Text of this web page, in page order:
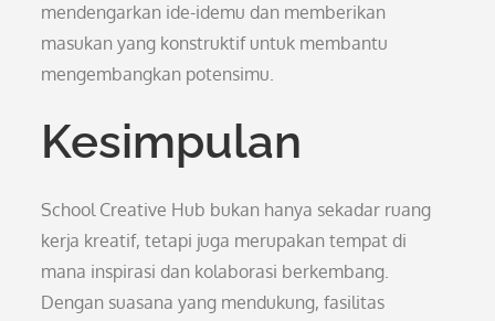
mendengarkan ide-idemu dan memberikan
masukan yang konstruktif untuk membantu
mengembangkan potensimu.
Kesimpulan
School Creative Hub bukan hanya sekadar ruang
kerja kreatif, tetapi juga merupakan tempat di
mana inspirasi dan kolaborasi berkembang.
Dengan suasana yang mendukung, fasilitas